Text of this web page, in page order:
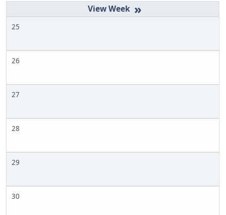
»
25
26
27
28
29
30